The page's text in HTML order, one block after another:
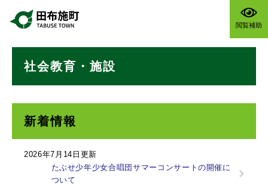
閲覧補助
社会教育・施設
新着情報
2026年7月14日更新
たぶせ少年少女合唱団サマーコンサートの開催に
ついて